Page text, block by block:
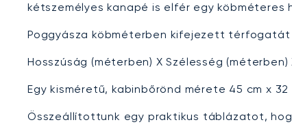
kétszemélyes kanapé is elfér egy
Poggyásza köbméterben kifejezett
Hosszúság (méterben) X Szélesség
Egy kisméretű, kabinbőrönd mérete 45 cm x
Összeállítottunk egy praktikus táblázatot,